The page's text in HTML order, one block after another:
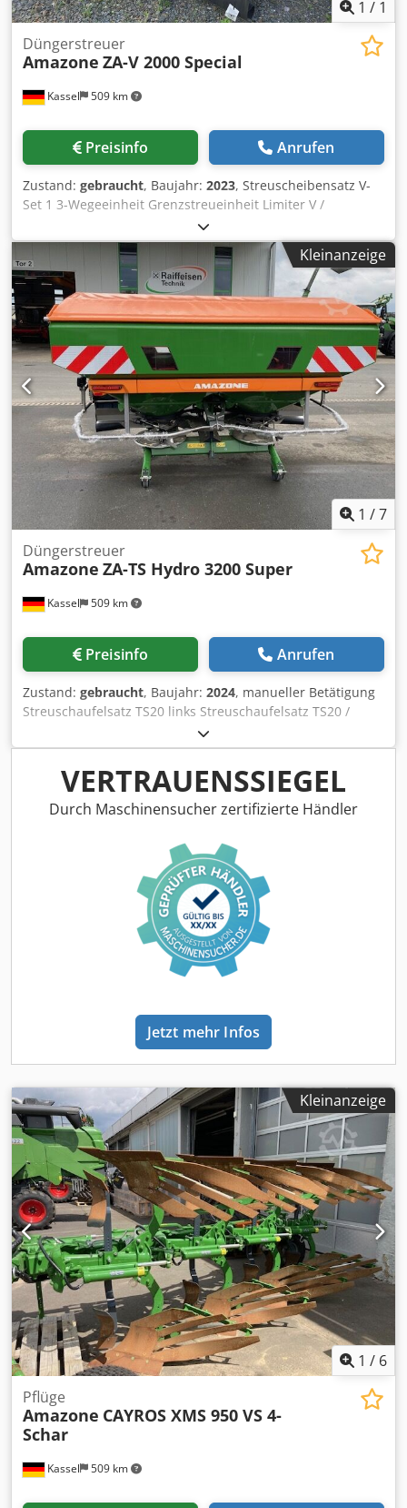
1 / 1
Kassel 509 km
Düngerstreuer
Amazone ZA-V 2000 Special
Preisinfo Anrufen
Zustand: gebraucht, Baujahr: 2023, Streuscheibensatz V-
Set 1 3-Wegeeinheit Grenzstreueinheit Limiter V /
Rohrschutzbügel S Rollvorrichtung steckbar Streuwerk ZA-
V Behälteraufsatz S / 2000 Gelenkwelle mit Reibkupplung
Einbauteile f. ZA-Grundgeräte Schmutzfänger S / LED-
Beleuchtung Dwodpfx Aet Dwh Rodkja
Kleinanzeige
1 /7
Kassel 509 km
Düngerstreuer
Amazone ZA-TS Hydro 3200 Super
Preisinfo Anrufen
Zustand: gebraucht, Baujahr: 2024, manueller Betätigung
Streuschaufelsatz TS20 links Streuschaufelsatz TS20 /
rechts Antrieb Hydro links mit AutoTS und FlowControl
ProfiSPro Antrieb Hydro / recht mit AutoTS und FlowControl
ProfiSPro Hauptscheibe links mit AutoTS / Hauptscheibe
rec Dsdpfotrdzwox Adkswa
VERTRAUENSSIEGEL
Durch Maschinensucher zertifizierte Händler
Jetzt mehr Infos
Kleinanzeige
1 / 6
Kassel 509 km
Pflüge
Amazone CAYROS XMS 950 VS 4-
Schar